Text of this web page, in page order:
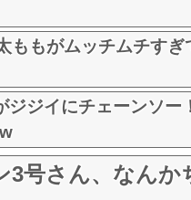
ももがムッチムチす
ジジイにチェーンソ
3号さん、なんか